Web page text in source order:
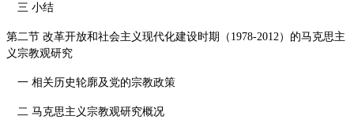
三 小结
第二节 改革开放和社会主义现代化建设时期（ 1978-2012 ）的马克思主
义宗教观研究
一 相关历史轮廓及党的宗教政策
二 马克思主义宗教观研究概况